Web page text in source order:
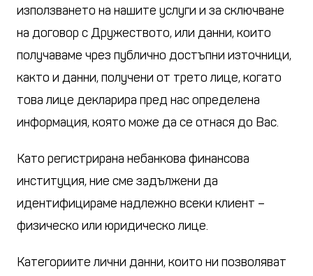
използването на нашите услуги и за сключване
на договор с Дружеството, или данни, които
получаваме чрез публично достъпни източници,
както и данни, получени от трето лице, когато
това лице декларира пред нас определена
информация, която може да се отнася до Вас.
Като регистрирана небанкова финансова
институция, ние сме задължени да
идентифицираме надлежно всеки клиент –
физическо или юридическо лице.
Категориите лични данни, които ни позволяват